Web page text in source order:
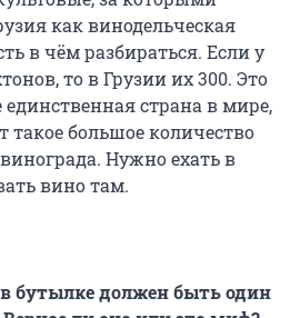
как винодельческая
в чём разбираться. Если у
то в Грузии их 300. Это
страна в мире,
такое большое количество
Нужно ехать в
вино там.
бутылке должен быть один